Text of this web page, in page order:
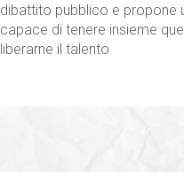
dibattito pubblico e propone
capace di tenere insieme
liberarne il talento